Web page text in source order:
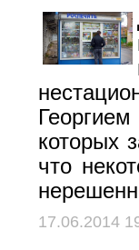
которых
что
17.06.2014